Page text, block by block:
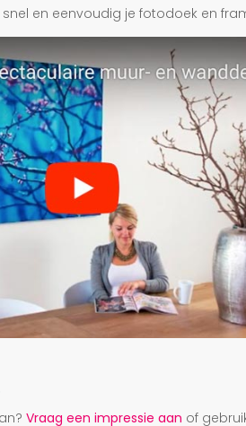
en eenvoudig je fotodoek en
Vraag een impressie aan of